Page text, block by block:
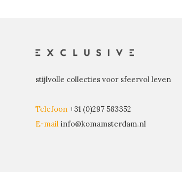
stijlvolle collecties voor sfeervol leven
Telefoon +31 (0)297 583352
E-mail info@komamsterdam.nl